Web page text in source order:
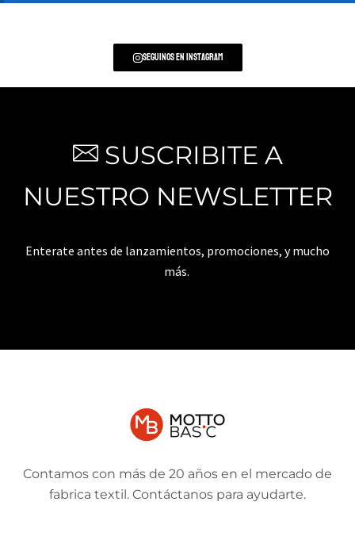
Seguinos en Instagram
SUSCRIBITE A
NUESTRO NEWSLETTER
Enterate antes de lanzamientos, promociones, y mucho
más.
Contamos con más de 20 años en el mercado de
fabrica textil. Contáctanos para ayudarte.